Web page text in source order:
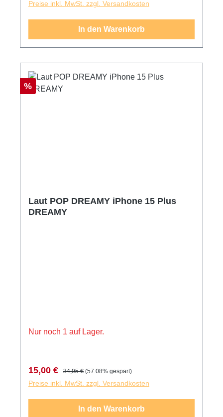
Preise inkl. MwSt. zzgl. Versandkosten
In den Warenkorb
Rabatt
%
Laut POP DREAMY iPhone 15 Plus
DREAMY
Nur noch 1 auf Lager.
Verkaufspreis:
15,00 € Regulärer Preis:
34,95 € (57.08% gespart)
Preise inkl. MwSt. zzgl. Versandkosten
In den Warenkorb